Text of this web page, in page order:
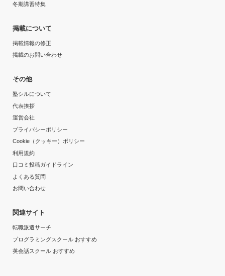
冬期講習特集
掲載について
掲載情報の修正
掲載のお問い合わせ
その他
塾シルについて
代表挨拶
運営会社
プライバシーポリシー
Cookie（クッキー）ポリシー
利用規約
口コミ投稿ガイドライン
よくある質問
お問い合わせ
関連サイト
転職派遣サーチ
プログラミングスクール おすすめ
英会話スクール おすすめ